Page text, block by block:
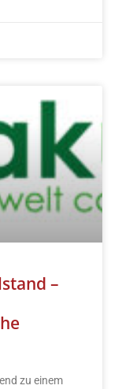
–
zu einem